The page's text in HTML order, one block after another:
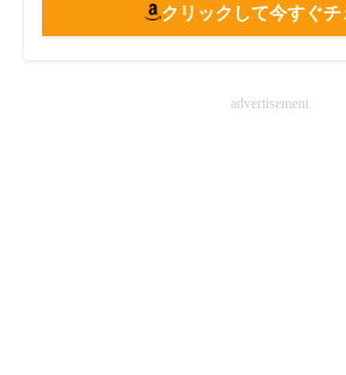
クリックして今すぐチ
advertisement